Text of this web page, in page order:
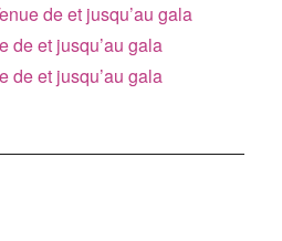
de et jusqu’au gala
de et jusqu’au gala
de et jusqu’au gala